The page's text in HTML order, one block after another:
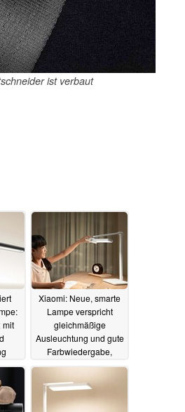
ist verbaut
mit
Xiaomi: Neue, smarte
Lampe verspricht
gleichmäßige
Ausleuchtung und gute
Farbwiedergabe,
kommt mit Licht- und
Anwesenheitssensor
31.08.2024